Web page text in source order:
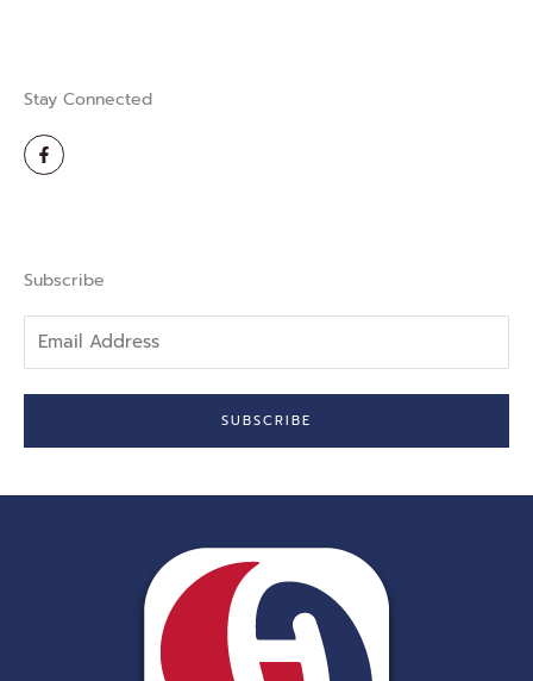
Stay Connected
F
a
c
-
f
Subscribe
Address
SUBSCRIBE